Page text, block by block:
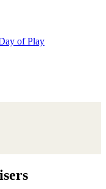
of Play